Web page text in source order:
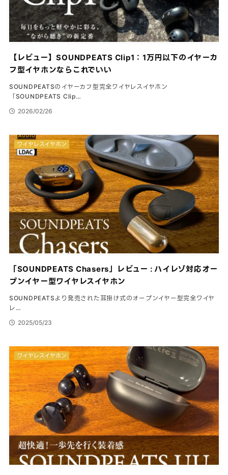
【レビュー】SOUNDPEATS Clip1：1万円以下のイヤーカ
フ型イヤホンならこれでいい
SOUNDPEATSのイヤーカフ型完全ワイヤレスイヤホン
「SOUNDPEATS Clip…
2026/02/26
「SOUNDPEATS Chasers」レビュー : ハイレゾ対応オー
プンイヤー型ワイヤレスイヤホン
SOUNDPEATSより発売された耳掛け式のオープンイヤー型完全ワイヤ
レ…
2025/05/23
ワイヤレスイヤホン
ワイヤレスイヤホン